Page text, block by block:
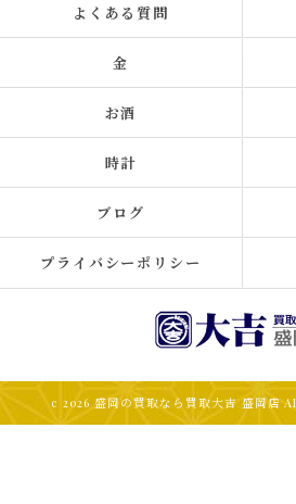
よくある質問
金
お酒
時計
ブログ
プライバシーポリシー
c 2026 盛岡の買取なら買取大吉 盛岡店